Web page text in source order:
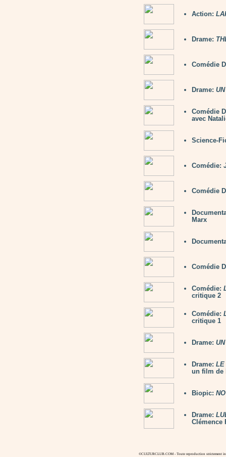
Action:
Drame:
Comédie
Drame:
Comédie
avec
Science-
Comédie:
Comédie
Marx
Comédie
Comédie:
critique 2
Comédie:
critique 1
Drame:
Drame: LE
un film de
Biopic:
Drame:
Clémence
©CULTURCLUB.COM - Toute reproduction strictement